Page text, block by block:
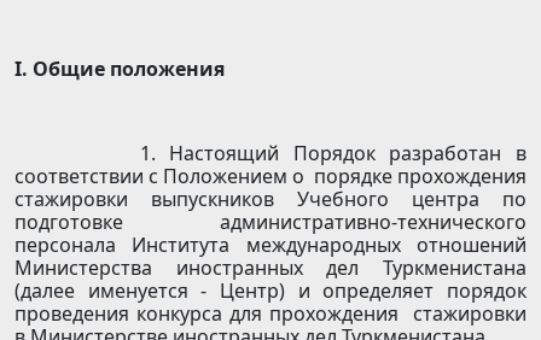
I. Общие положения
1. Настоящий Порядок разработан в
соответствии с Положением о порядке прохождения
стажировки выпускников Учебного центра по
подготовке административно-технического
персонала Института международных отношений
Министерства иностранных дел Туркменистана
(далее именуется - Центр) и определяет порядок
проведения конкурса для прохождения стажировки